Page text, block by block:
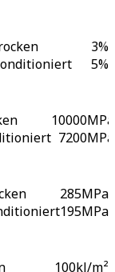
3%
5%
10000MPa
7200MPa
285MPa
195MPa
100kJ/m²